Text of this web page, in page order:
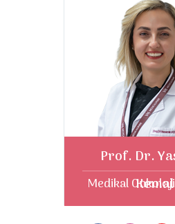
Prof. Dr.
Kemal
Medikal